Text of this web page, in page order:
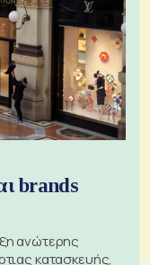
brands
ανώτερης
κατασκευής,